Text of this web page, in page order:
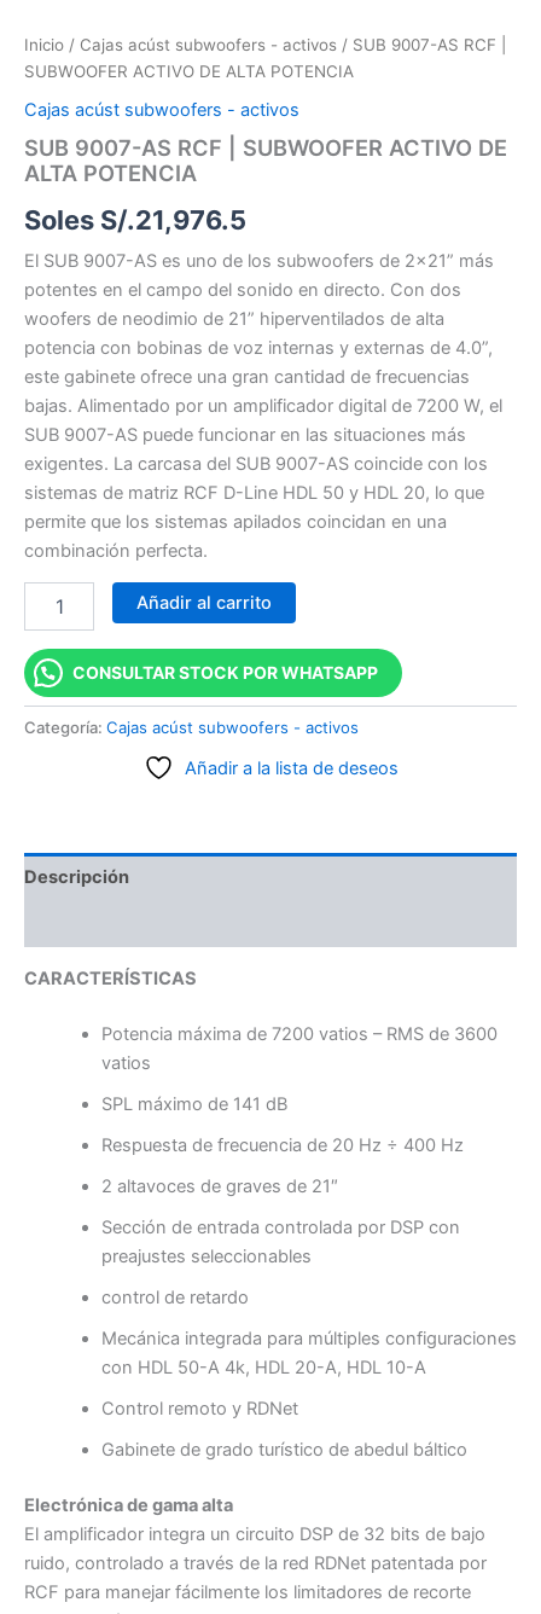
Inicio / Cajas acúst subwoofers - activos / SUB 9007-AS RCF |
SUBWOOFER ACTIVO DE ALTA POTENCIA
Cajas acúst subwoofers - activos
SUB 9007-AS RCF | SUBWOOFER ACTIVO DE
ALTA POTENCIA
Soles S/.21,976.5
El SUB 9007-AS es uno de los subwoofers de 2×21” más
potentes en el campo del sonido en directo. Con dos
woofers de neodimio de 21” hiperventilados de alta
potencia con bobinas de voz internas y externas de 4.0”,
este gabinete ofrece una gran cantidad de frecuencias
bajas. Alimentado por un amplificador digital de 7200 W, el
SUB 9007-AS puede funcionar en las situaciones más
exigentes. La carcasa del SUB 9007-AS coincide con los
sistemas de matriz RCF D-Line HDL 50 y HDL 20, lo que
permite que los sistemas apilados coincidan en una
combinación perfecta.
Añadir al carrito
CONSULTAR STOCK POR WHATSAPP
Categoría: Cajas acúst subwoofers - activos
Añadir a la lista de deseos
Descripción
CARACTERÍSTICAS
Potencia máxima de 7200 vatios – RMS de 3600
vatios
SPL máximo de 141 dB
Respuesta de frecuencia de 20 Hz ÷ 400 Hz
2 altavoces de graves de 21″
Sección de entrada controlada por DSP con
preajustes seleccionables
control de retardo
Mecánica integrada para múltiples configuraciones
con HDL 50-A 4k, HDL 20-A, HDL 10-A
Control remoto y RDNet
Gabinete de grado turístico de abedul báltico
Electrónica de gama alta
El amplificador integra un circuito DSP de 32 bits de bajo
ruido, controlado a través de la red RDNet patentada por
RCF para manejar fácilmente los limitadores de recorte